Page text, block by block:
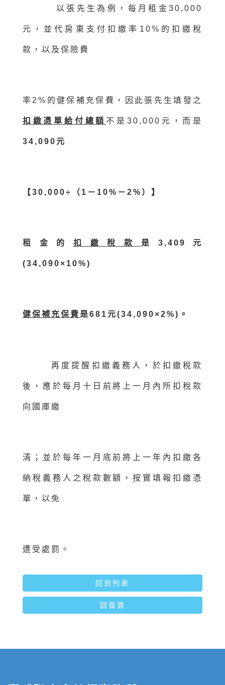
以張先生為例，每月租金30,000
元，並代房東支付扣繳率10%的扣繳稅
款，以及保險費
率2%的健保補充保費，因此張先生填發之
扣繳憑單給付總額 不是30,000元，而是
34,090元
【30,000÷（1－10%－2%）】
租金的 扣繳稅款 是3,409元
(34,090×10%)
健保補充保費 是681元(34,090×2%)。
再度提醒扣繳義務人，於扣繳稅款
後，應於每月十日前將上一月內所扣稅款
向國庫繳
清；並 於每年一月底前將上一年內扣繳各
納稅義務人之稅款數額，按實填報扣繳憑
單，以免
遭受處 罰。
回到列表
回首頁